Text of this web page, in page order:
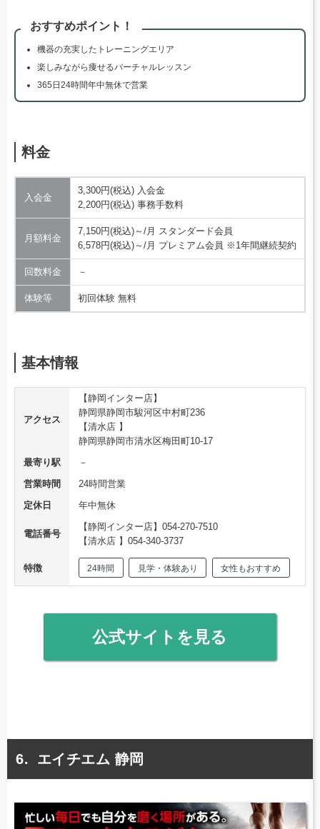
おすすめポイント！
機器の充実したトレーニングエリア
楽しみながら痩せるバーチャルレッスン
365日24時間年中無休で営業
料金
入会金
3,300円(税込) 入会金
2,200円(税込) 事務手数料
月額料金
7,150円(税込)～/月 スタンダード会員
6,578円(税込)～/月 プレミアム会員 ※1年間継続契約
回数料金 －
体験等 初回体験 無料
基本情報
アクセス
【静岡インター店】
静岡県静岡市駿河区中村町236
【清水店 】
静岡県静岡市清水区梅田町10-17
最寄り駅
－
営業時間
24時間営業
定休日
年中無休
電話番号
【静岡インター店】054-270-7510
【清水店 】054-340-3737
特徴 24時間 見学・体験あり 女性もおすすめ
公式サイトを見る
エイチエム 静岡